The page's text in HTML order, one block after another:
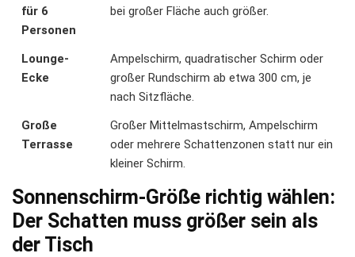
für 6
Personen
bei großer Fläche auch größer.
Lounge-
Ecke
Ampelschirm, quadratischer Schirm oder
großer Rundschirm ab etwa 300 cm, je
nach Sitzfläche.
Große
Terrasse
Großer Mittelmastschirm, Ampelschirm
oder mehrere Schattenzonen statt nur ein
kleiner Schirm.
Sonnenschirm-Größe richtig wählen:
Der Schatten muss größer sein als
der Tisch